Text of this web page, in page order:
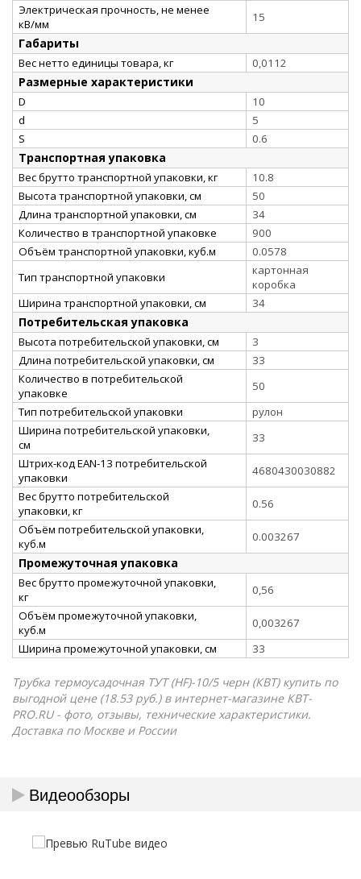
Электрическая прочность, не менее
кВ/мм
15
Габариты
Вес нетто единицы товара, кг 0,0112
Размерные характеристики
D
10
d
5
S
0.6
Транспортная упаковка
Вес брутто транспортной упаковки, кг
10.8
Высота транспортной упаковки, см
50
Длина транспортной упаковки, см
34
Количество в транспортной упаковке
900
Объём транспортной упаковки, куб.м
0.0578
Тип транспортной упаковки
картонная
коробка
Ширина транспортной упаковки, см
34
Потребительская упаковка
Высота потребительской упаковки, см
3
Длина потребительской упаковки, см
33
Количество в потребительской
упаковке
50
Тип потребительской упаковки
рулон
Ширина потребительской упаковки,
см
33
Штрих-код EAN-13 потребительской
упаковки
4680430030882
Вес брутто потребительской
упаковки, кг
0.56
Объём потребительской упаковки,
куб.м
0.003267
Промежуточная упаковка
Вес брутто промежуточной упаковки,
кг
0,56
Объём промежуточной упаковки,
куб.м
0,003267
Ширина промежуточной упаковки, см
33
Трубка термоусадочная ТУТ (HF)-10/5 черн (КВТ) купить по
выгодной цене (18.53 руб.) в интернет-магазине КВТ-
PRO.RU - фото, отзывы, технические характеристики.
Доставка по Москве и России
Видеообзоры